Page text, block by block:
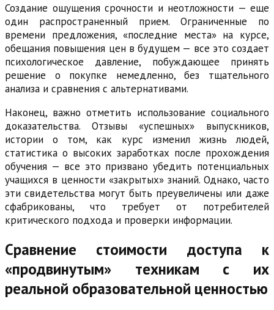
Создание ощущения срочности и неотложности — еще
один распространенный прием. Ограниченные по
времени предложения, «последние места» на курсе,
обещания повышения цен в будущем — все это создает
психологическое давление, побуждающее принять
решение о покупке немедленно, без тщательного
анализа и сравнения с альтернативами.
Наконец, важно отметить использование социального
доказательства. Отзывы «успешных» выпускников,
истории о том, как курс изменил жизнь людей,
статистика о высоких заработках после прохождения
обучения — все это призвано убедить потенциальных
учащихся в ценности «закрытых» знаний. Однако, часто
эти свидетельства могут быть преувеличены или даже
сфабрикованы, что требует от потребителей
критического подхода и проверки информации.
Сравнение стоимости доступа к
«продвинутым» техникам с их
реальной образовательной ценностью